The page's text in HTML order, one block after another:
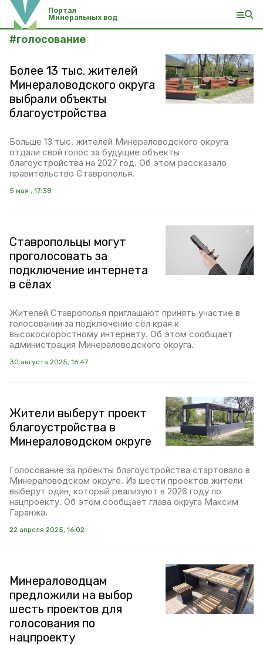
Портал
Минеральных вод
#голосование
Более 13 тыс. жителей
Минераловодского округа
выбрали объекты
благоустройства
Больше 13 тыс. жителей Минераловодского округа
отдали свой голос за будущие объекты
благоустройства на 2027 год. Об этом рассказало
правительство Ставрополья.
5 мая , 17:38
Ставропольцы могут
проголосовать за
подключение интернета
в сёлах
Жителей Ставрополья приглашают принять участие в
голосовании за подключение сёл края к
высокоскоростному интернету. Об этом сообщает
администрация Минераловодского округа.
30 августа 2025, 16:47
Жители выберут проект
благоустройства в
Минераловодском округе
Голосование за проекты благоустройства стартовало в
Минераловодском округе. Из шести проектов жители
выберут один, который реализуют в 2026 году по
нацпроекту. Об этом сообщает глава округа Максим
Гаранжа.
22 апреля 2025, 16:02
Минераловодцам
предложили на выбор
шесть проектов для
голосования по
нацпроекту